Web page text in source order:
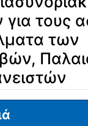
τους
των